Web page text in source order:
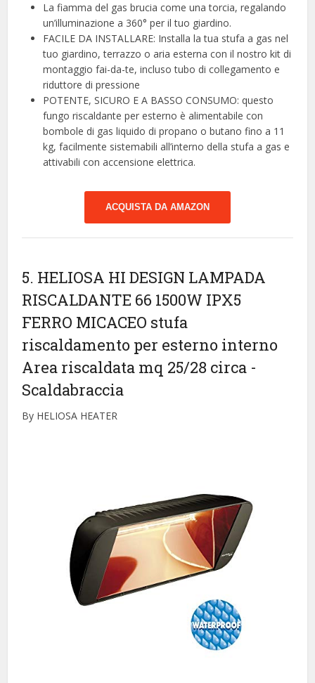
La fiamma del gas brucia come una torcia, regalando
un’illuminazione a 360° per il tuo giardino.
FACILE DA INSTALLARE: Installa la tua stufa a gas nel
tuo giardino, terrazzo o aria esterna con il nostro kit di
montaggio fai-da-te, incluso tubo di collegamento e
riduttore di pressione
POTENTE, SICURO E A BASSO CONSUMO: questo
fungo riscaldante per esterno è alimentabile con
bombole di gas liquido di propano o butano fino a 11
kg, facilmente sistemabili all’interno della stufa a gas e
attivabili con accensione elettrica.
ACQUISTA DA AMAZON
5. HELIOSA HI DESIGN LAMPADA
RISCALDANTE 66 1500W IPX5
FERRO MICACEO stufa
riscaldamento per esterno interno
Area riscaldata mq 25/28 circa -
Scaldabraccia
By HELIOSA HEATER